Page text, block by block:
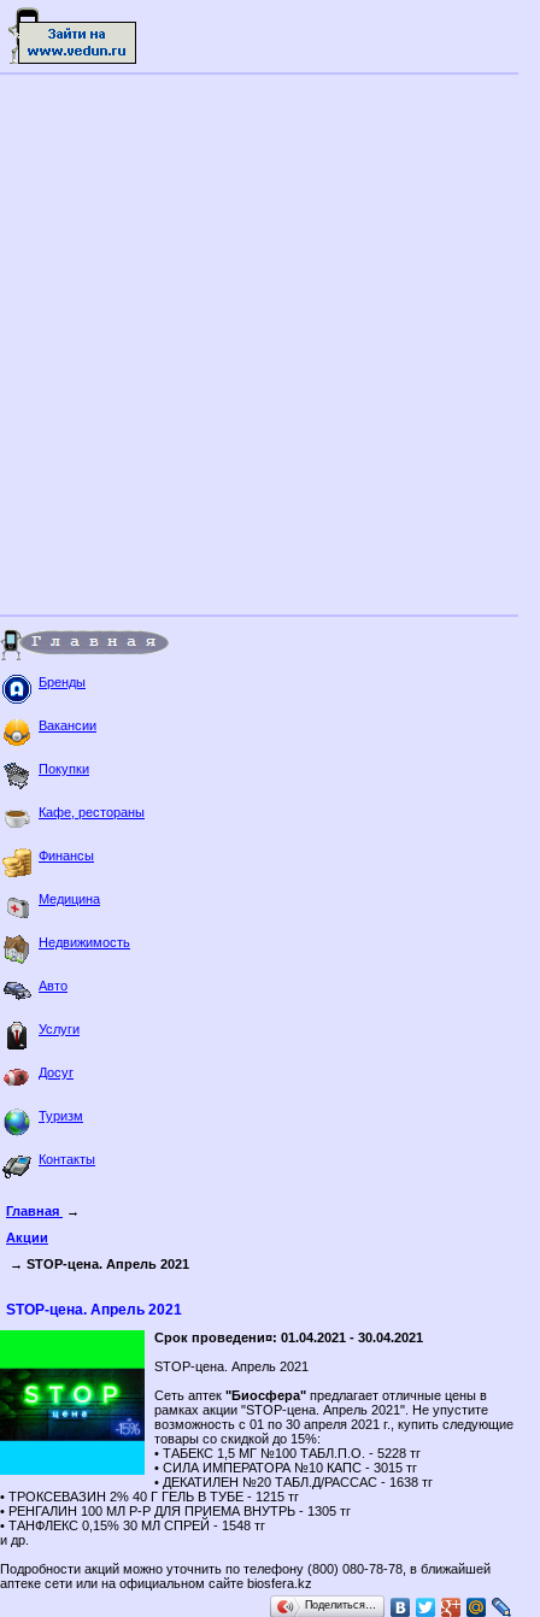
Бренды
Вакансии
Покупки
Кафе, рестораны
Финансы
Медицина
Недвижимость
Авто
Услуги
Досуг
Туризм
Контакты
Главная
→
Акции
→ STOP-цена. Апрель 2021
STOP-цена. Апрель 2021
Срок проведени¤: 01.04.2021 - 30.04.2021
STOP-цена. Апрель 2021
Сеть аптек "Биосфера" предлагает отличные цены в
рамках акции "STOP-цена. Апрель 2021". Не упустите
возможность с 01 по 30 апреля 2021 г., купить следующие
товары со скидкой до 15%:
• ТАБЕКС 1,5 МГ №100 ТАБЛ.П.О. - 5228 тг
• СИЛА ИМПЕРАТОРА №10 КАПС - 3015 тг
• ДЕКАТИЛЕН №20 ТАБЛ.Д/РАССАС - 1638 тг
• ТРОКСЕВАЗИН 2% 40 Г ГЕЛЬ В ТУБЕ - 1215 тг
• РЕНГАЛИН 100 МЛ Р-Р ДЛЯ ПРИЕМА ВНУТРЬ - 1305 тг
• ТАНФЛЕКС 0,15% 30 МЛ СПРЕЙ - 1548 тг
и др.
Подробности акций можно уточнить по телефону (800) 080-78-78, в ближайшей
аптеке сети или на официальном сайте biosfera.kz
Поделиться…